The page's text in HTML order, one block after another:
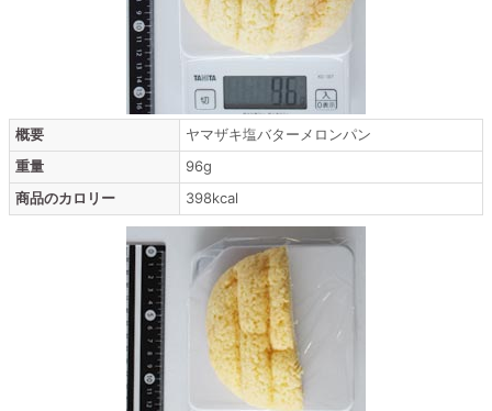
概要
ヤマザキ塩バターメロンパン
重量
96g
商品のカロリー
398kcal